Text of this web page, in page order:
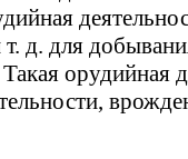
д. для
орудийная